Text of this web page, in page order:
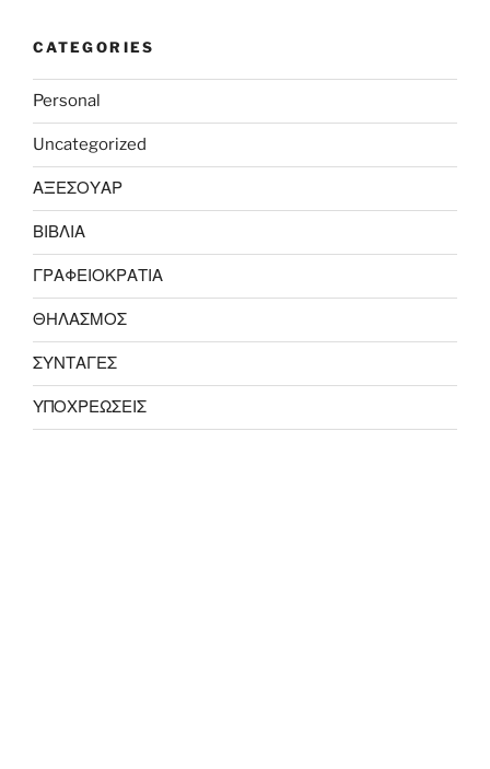
CATEGORIES
Personal
Uncategorized
ΑΞΕΣΟΥΑΡ
ΒΙΒΛΙΑ
ΓΡΑΦΕΙΟΚΡΑΤΙΑ
ΘΗΛΑΣΜΟΣ
ΣΥΝΤΑΓΕΣ
ΥΠΟΧΡΕΩΣΕΙΣ